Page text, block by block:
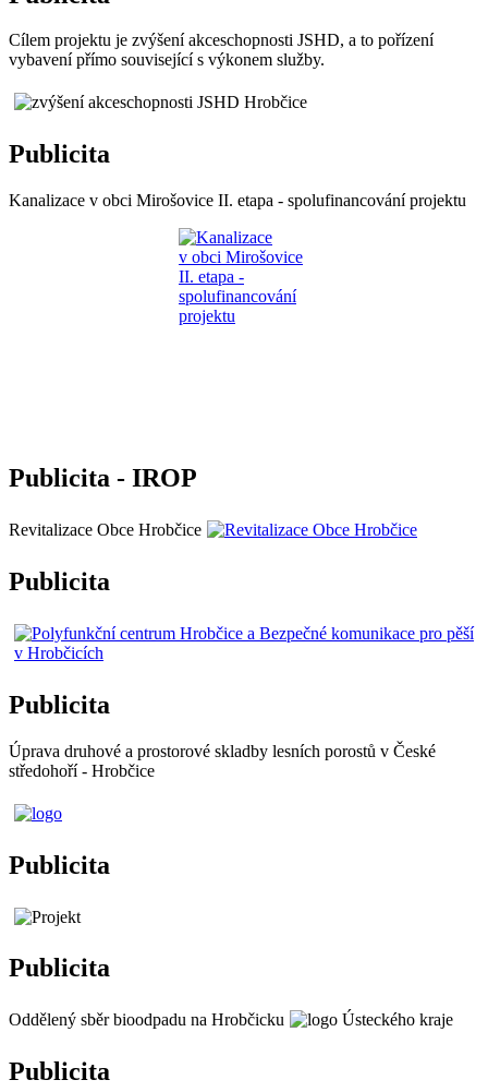
Cílem projektu je zvýšení akceschopnosti JSHD, a to pořízení
vybavení přímo související s výkonem služby.
Publicita
Kanalizace v obci Mirošovice II. etapa - spolufinancování projektu
Publicita - IROP
Revitalizace Obce Hrobčice
Publicita
Publicita
Úprava druhové a prostorové skladby lesních porostů v České
středohoří - Hrobčice
Publicita
Publicita
Oddělený sběr bioodpadu na Hrobčicku
Publicita